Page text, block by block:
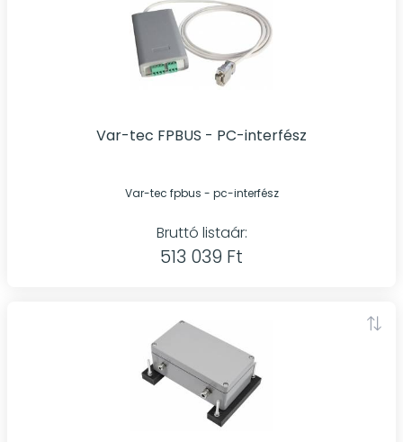
Var-tec FPBUS - PC-interfész
Var-tec fpbus - pc-interfész
Bruttó listaár:
513 039 Ft